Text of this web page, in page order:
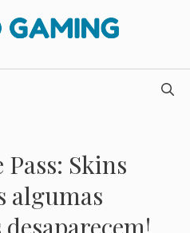
Skins
algumas